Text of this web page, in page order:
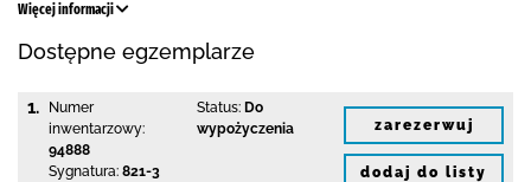
Więcej informacji
Dostępne egzemplarze
1.
Numer
inwentarzowy:
94888
Sygnatura: 821-3
Status: Do
wypożyczenia
zarezerwuj
dodaj do listy